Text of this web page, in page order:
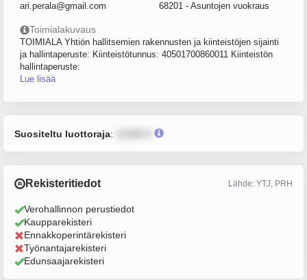
ari.perala@gmail.com 68201 - Asuntojen vuokraus
Toimialakuvaus
TOIMIALA Yhtiön hallitsemien rakennusten ja kiinteistöjen sijainti
ja hallintaperuste: Kiinteistötunnus: 40501700860011 Kiinteistön
hallintaperuste:
Lue lisää
Suositeltu luottoraja:
Rekisteritiedot Lähde: YTJ, PRH
Verohallinnon perustiedot
Kaupparekisteri
Ennakkoperintärekisteri
Työnantajarekisteri
Edunsaajarekisteri